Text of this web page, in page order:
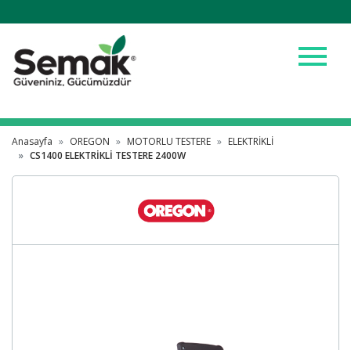
menu
Anasayfa OREGON MOTORLU TESTERE
ELEKTRİKLİ
CS1400 ELEKTRİKLİ TESTERE 2400W